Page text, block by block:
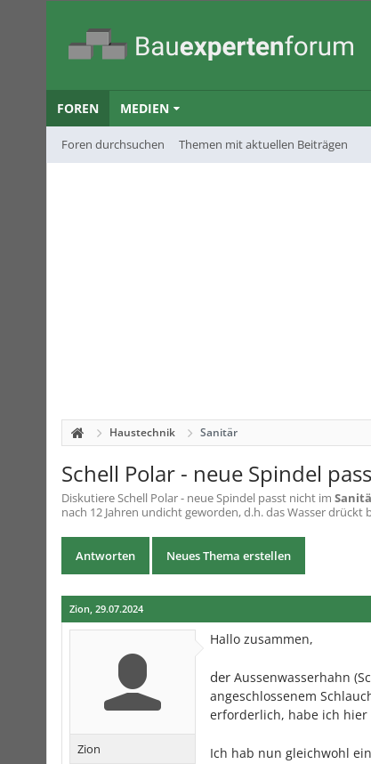
FOREN
Foren durchsuchen Themen mit aktuellen Beiträgen
MEDIEN
Haustechnik Sanitär
Schell Polar - neue Spindel
DiskutiereSchell Polar - neue Spindel passt nicht im
nach 12 Jahren undicht geworden, d.h. das Wasser drückt
Antworten Neues Thema erstellen
Zion, 29.07.2024
Zion
Hallo zusammen,
der Aussenwasserhahn
angeschlossenem
erforderlich, habe ich hier
Ich hab nun gleichwohl